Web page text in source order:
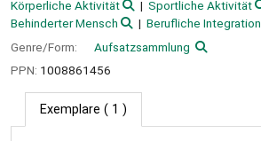
Körperliche Aktivität
Sportliche Aktivität
Behinderter Mensch
Berufliche Integration
Genre/Form:
Aufsatzsammlung
PPN: 1008861456
Exemplare ( 1 )